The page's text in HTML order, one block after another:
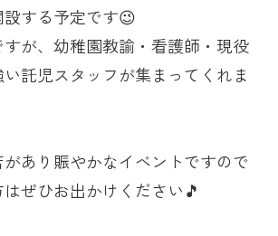
する予定です😉
が、幼稚園教諭・看護師・現役
託児スタッフが集まってくれま
あり賑やかなイベントですので
ぜひお出かけください🎵